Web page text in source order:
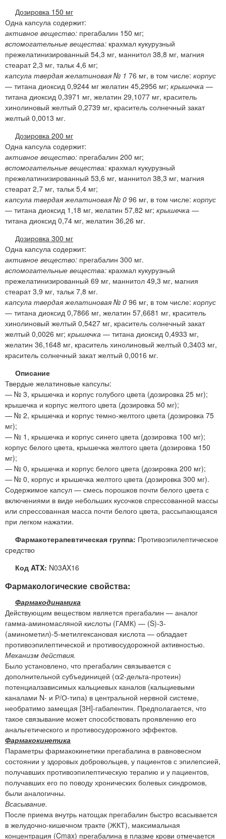
Дозировка 150 мг
Одна капсула содержит:
активное вещество: прегабалин 150 мг;
вспомогательные вещества: крахмал кукурузный
прежелатинизированный 54,3 мг, маннитол 38,8 мг, магния
стеарат 2,3 мг, тальк 4,6 мг;
капсула твердая желатиновая № 1 76 мг, в том числе: корпус
— титана диоксид 0,9244 мг желатин 45,2956 мг; крышечка —
титана диоксид 0,3971 мг, желатин 29,1077 мг, краситель
хинолиновый желтый 0,2739 мг, краситель солнечный закат
желтый 0,0013 мг.
Дозировка 200 мг
Одна капсула содержит:
активное вещество: прегабалин 200 мг;
вспомогательные вещества: крахмал кукурузный
прежелатинизированный 53,6 мг, маннитол 38,3 мг, магния
стеарат 2,7 мг, тальк 5,4 мг;
капсула твердая желатиновая № 0 96 мг, в том числе: корпус
— титана диоксид 1,18 мг, желатин 57,82 мг; крышечка —
титана диоксид 0,74 мг, желатин 36,26 мг.
Дозировка 300 мг
Одна капсула содержит:
активное вещество: прегабалин 300 мг.
вспомогательные вещества: крахмал кукурузный
прежелатинизированный 69 мг, маннитол 49,3 мг, магния
стеарат 3,9 мг, тальк 7,8 мг.
капсула твердая желатиновая № 0 96 мг, в том числе: корпус
— титана диоксид 0,7866 мг, желатин 57,6681 мг, краситель
хинолиновый желтый 0,5427 мг, краситель солнечный закат
желтый 0,0026 мг; крышечка — титана диоксид 0,4933 мг,
желатин 36,1648 мг, краситель хинолиновый желтый 0,3403 мг,
краситель солнечный закат желтый 0,0016 мг.
Описание
Твердые желатиновые капсулы:
— № 3, крышечка и корпус голубого цвета (дозировка 25 мг);
крышечка и корпус желтого цвета (дозировка 50 мг);
— № 2, крышечка и корпус темно-желтого цвета (дозировка 75
мг);
— № 1, крышечка и корпус синего цвета (дозировка 100 мг);
корпус белого цвета, крышечка желтого цвета (дозировка 150
мг);
— № 0, крышечка и корпус белого цвета (дозировка 200 мг);
— № 0, корпус и крышечка желтого цвета (дозировка 300 мг).
Содержимое капсул — смесь порошков почти белого цвета с
включениями в виде небольших кусочков спрессованной массы
или спрессованная масса почти белого цвета, рассыпающаяся
при легком нажатии.
Фармакотерапевтическая группа: Противоэпилептическое
средство
Код ATX: N03AX16
Фармакологические свойства:
Фармакодинамика
Действующим веществом является прегабалин — аналог
гамма-аминомасляной кислоты (ГАМК) — (S)-3-
(аминометил)-5-метилгексановая кислота — обладает
противоэпилептической и противосудорожной активностью.
Механизм действия.
Было установлено, что прегабалин связывается с
дополнительной субъединицей (α2-дельта-протеин)
потенциалзависимых кальциевых каналов (кальциевыми
каналами N- и Р/О-типа) в центральной нервной системе,
необратимо замещая [3Н]-габапентин. Предполагается, что
такое связывание может способствовать проявлению его
анальгетического и противосудорожного эффектов.
Фармакокинетика
Параметры фармакокинетики прегабалина в равновесном
состоянии у здоровых добровольцев, у пациентов с эпилепсией,
получавших противоэпилептическую терапию и у пациентов,
получавших его по поводу хронических болевых синдромов,
были аналогичны.
Всасывание.
После приема внутрь натощак прегабалин быстро всасывается
в желудочно-кишечном тракте (ЖКТ), максимальная
концентрация (Cmax) прегабалина в плазме крови отмечается